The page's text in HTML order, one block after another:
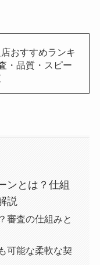
おすすめランキ
・品質・スピー
ンとは？仕組
説
審査の仕組みと
可能な柔軟な契